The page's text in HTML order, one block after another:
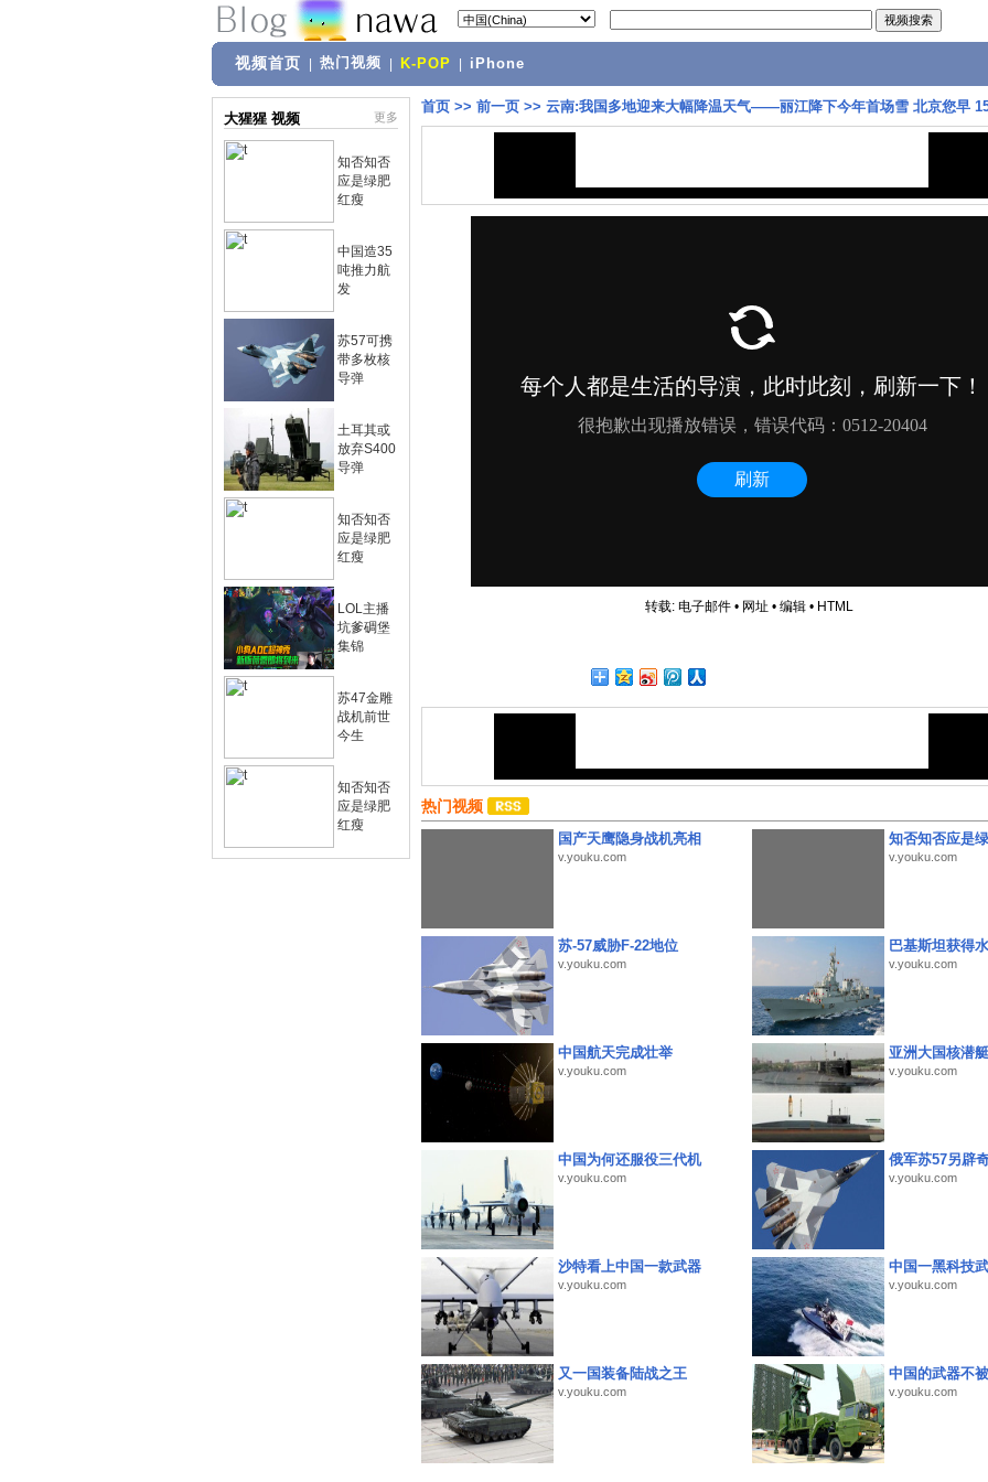
视频首页 热门视频 K-POP iPhone
大猩猩 视频 更多
知否知否
应是绿肥
红瘦
中国造35
吨推力航
发
苏57可携
带多枚核
导弹
土耳其或
放弃S400
导弹
知否知否
应是绿肥
红瘦
LOL主播
坑爹碉堡
集锦
苏47金雕
战机前世
今生
知否知否
应是绿肥
红瘦
首页 >> 前一页 >> 云南:我国多地迎来大幅降温天气——丽江降下今年首场雪 北京您早
转载: 电子邮件• 网址 • 编辑• HTML
热门视频
国产天鹰隐身战机亮相
v.youku.com
知否知否应是
v.youku.com
苏-57威胁F-22地位
v.youku.com
巴基斯坦获得
v.youku.com
中国航天完成壮举
v.youku.com
亚洲大国核潜
v.youku.com
中国为何还服役三代机
v.youku.com
俄军苏57另辟
v.youku.com
沙特看上中国一款武器
v.youku.com
中国一黑科技
v.youku.com
又一国装备陆战之王
v.youku.com
中国的武器不
v.youku.com